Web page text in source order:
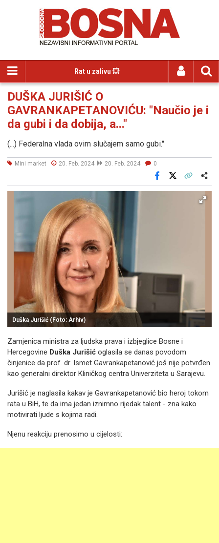
Rat u zalivu 💥
DUŠKA JURIŠIĆ O
GAVRANKAPETANOVIĆU: "Naučio je i
da gubi i da dobija, a..."
(...) Federalna vlada ovim slučajem samo gubi."
Mini market 20. Feb. 2024 20. Feb. 2024 0
Facebook
Duška Jurišić (Foto: Arhiv)
Zamjenica ministra za ljudska prava i izbjeglice Bosne i
Hercegovine Duška Jurišić oglasila se danas povodom
činjenice da prof. dr. Ismet Gavrankapetanović još nije potvrđen
kao generalni direktor Kliničkog centra Univerziteta u Sarajevu.
Jurišić je naglasila kakav je Gavrankapetanović bio heroj tokom
rata u BiH, te da ima jedan iznimno rijedak talent - zna kako
motivirati ljude s kojima radi.
Njenu reakciju prenosimo u cijelosti: